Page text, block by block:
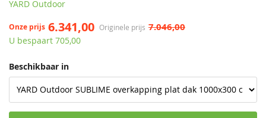
YARD Outdoor
Originele prijs 7.046,00
Onze prijs 6.341,00
U bespaart 705,00
Beschikbaar in